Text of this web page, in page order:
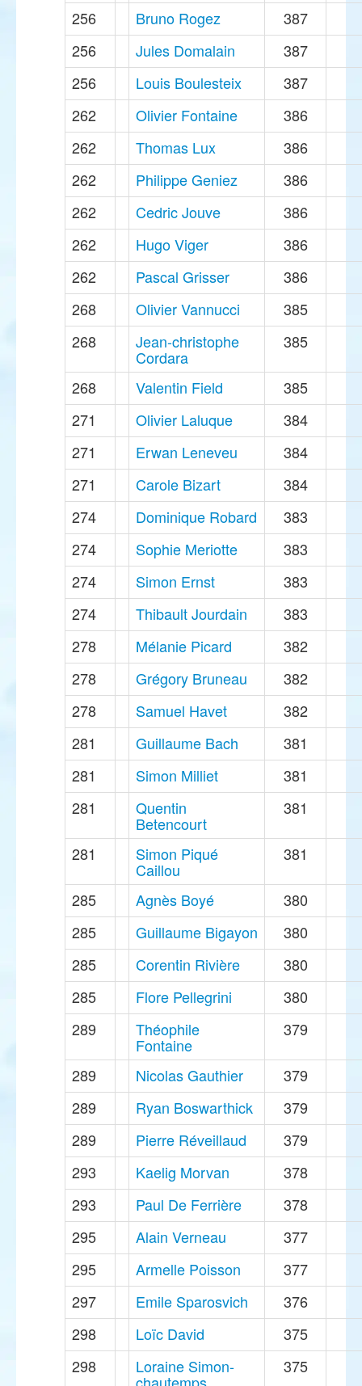
256
Bruno Rogez
387
256
Jules Domalain
387
256
Louis Boulesteix
387
262
Olivier Fontaine
386
262
Thomas Lux
386
262
Philippe Geniez
386
262
Cedric Jouve
386
262
Hugo Viger
386
262
Pascal Grisser
386
268
Olivier Vannucci
385
268
Jean-christophe
Cordara
385
268 Valentin Field
385
271
Olivier Laluque
384
271
Erwan Leneveu
384
271
Carole Bizart
384
274
Dominique Robard
383
274
Sophie Meriotte
383
274
Simon Ernst
383
274
Thibault Jourdain
383
278
Mélanie Picard
382
278
Grégory Bruneau
382
278
Samuel Havet
382
281
Guillaume Bach
381
281
Simon Milliet
381
281
Quentin
Betencourt
381
281 Simon Piqué
Caillou
381
285 Agnès Boyé
380
285
Guillaume Bigayon
380
285
Corentin Rivière
380
285
Flore Pellegrini
380
289
Théophile
Fontaine
379
289 Nicolas Gauthier
379
289
Ryan Boswarthick
379
289
Pierre Réveillaud
379
293
Kaelig Morvan
378
293
Paul De Ferrière
378
295
Alain Verneau
377
295
Armelle Poisson
377
297
Emile Sparosvich
376
298
Loïc David
375
298
Loraine Simon- 375